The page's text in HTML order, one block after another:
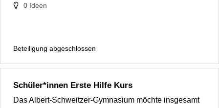
0 Ideen
Beteiligung abgeschlossen
Schüler*innen Erste Hilfe Kurs
Das Albert-Schweitzer-Gymnasium möchte insgesamt